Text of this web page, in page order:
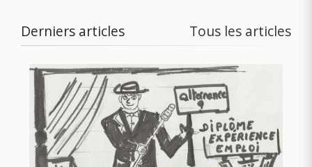
Derniers articles Tous les articles